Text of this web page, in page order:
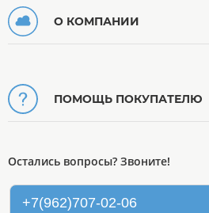
О КОМПАНИИ
ПОМОЩЬ ПОКУПАТЕЛЮ
Остались вопросы? Звоните!
+7(962)707-02-06